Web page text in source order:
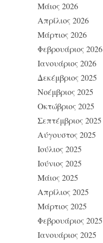
Μάιος 2026
Απρίλιος 2026
Μάρτιος 2026
Φεβρουάριος 2026
Ιανουάριος 2026
Δεκέμβριος 2025
Νοέμβριος 2025
Οκτώβριος 2025
Σεπτέμβριος 2025
Αύγουστος 2025
Ιούλιος 2025
Ιούνιος 2025
Μάιος 2025
Απρίλιος 2025
Μάρτιος 2025
Φεβρουάριος 2025
Ιανουάριος 2025